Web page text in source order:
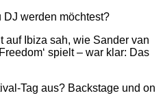
DJ werden möchtest?
auf Ibiza sah, wie Sander van
spielt – war klar: Das
Tag aus? Backstage und on